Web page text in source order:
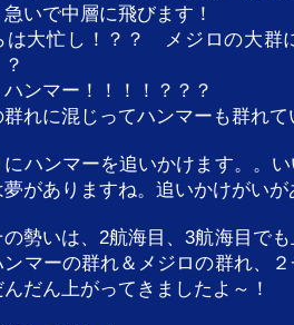
いで中層に飛びます！
は大忙し！？？ メジロの大群
？
ンマー！！！！？？？
群れに混じってハンマーも群れ
にハンマーを追いかけます。。
夢がありますね。追いかけがい
の勢いは、2航海目、3航海目で
ンマーの群れ＆メジロの群れ、
だん上がってきましたよ～！